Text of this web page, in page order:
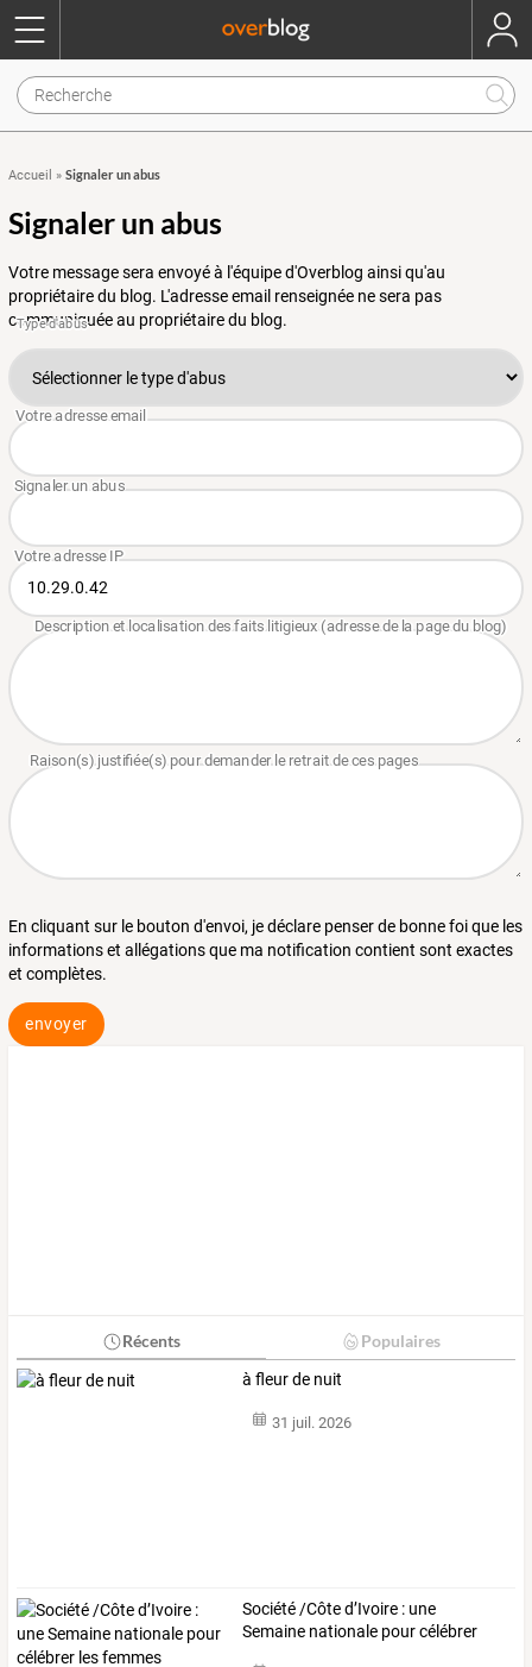
Accueil » Signaler un abus
Signaler un abus
Votre message sera envoyé à l'équipe d'Overblog ainsi qu'au
propriétaire du blog. L'adresse email renseignée ne sera pas
communiquée au propriétaire du blog.
En cliquant sur le bouton d'envoi, je déclare penser de bonne foi que les
informations et allégations que ma notification contient sont exactes
et complètes.
envoyer
Récents Populaires
à fleur de nuit
31 juil. 2026
Société /Côted’Ivoire : une
Semaine nationale pourcélébrer